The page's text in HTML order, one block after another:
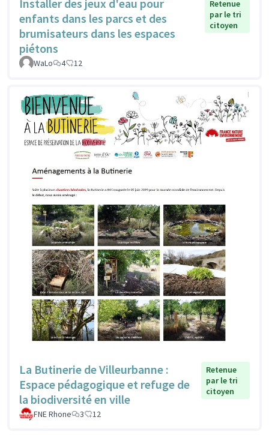
Installer des jeux d'eau pour
enfants dans les parcs et des
brumisateurs dans les espaces
piétons
Retenue
par le tri
citoyen
WaLo 4 12
La Butinerie de Villeurbanne :
Espace pédagogique et refuge de
la biodiversité en ville
Retenue
par le tri
citoyen
FNE Rhone 3 12